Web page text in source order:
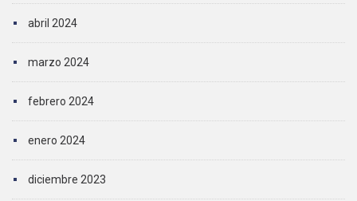
abril 2024
marzo 2024
febrero 2024
enero 2024
diciembre 2023